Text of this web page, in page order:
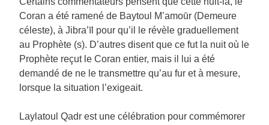
Coran a été ramené de Baytoul M’amoūr (Demeure
céleste), à Jibra’īl pour qu’il le révèle graduellement
au Prophète (s). D’autres disent que ce fut la nuit où le
Prophète reçut le Coran entier, mais il lui a été
demandé de ne le transmettre qu’au fur et à mesure,
lorsque la situation l’exigeait.
Laylatoul Qadr est une célébration pour commémorer